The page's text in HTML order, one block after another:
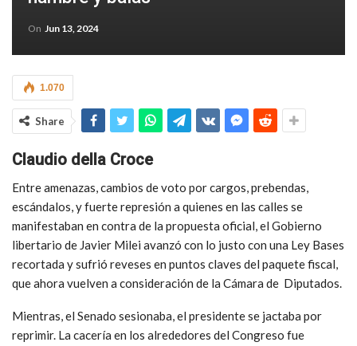
On Jun 13, 2024
1.070
Share
Claudio della Croce
Entre amenazas, cambios de voto por cargos, prebendas,
escándalos, y fuerte represión a quienes en las calles se
manifestaban en contra de la propuesta oficial, el Gobierno
libertario de Javier Milei avanzó con lo justo con una Ley Bases
recortada y sufrió reveses en puntos claves del paquete fiscal,
que ahora vuelven a consideración de la Cámara de Diputados.
Mientras, el Senado sesionaba, el presidente se jactaba por
reprimir. La cacería en los alrededores del Congreso fue